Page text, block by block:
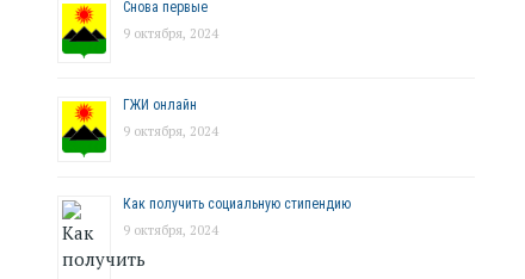
Снова первые
9 октября, 2024
ГЖИ онлайн
9 октября, 2024
Как получить социальную стипендию
9 октября, 2024